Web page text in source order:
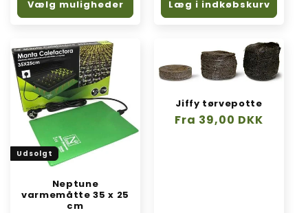
Vælg muligheder Læg i indkøbskurv
Udsolgt
Neptune
varmemåtte 35 x 25
cm
Jiffy tørvepotte
Normalpris
Fra 39,00 DKK